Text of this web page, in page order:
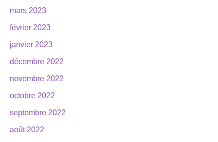
mars 2023
février 2023
janvier 2023
décembre 2022
novembre 2022
octobre 2022
septembre 2022
août 2022